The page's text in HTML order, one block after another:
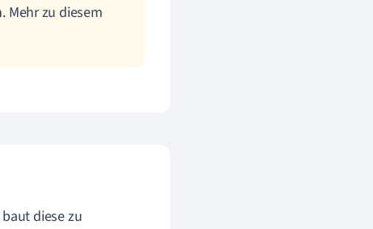
Mehr zu diesem
diese zu